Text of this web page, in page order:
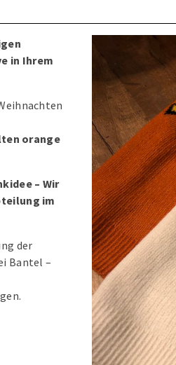
in Ihrem
orange
– Wir
im
der
Bantel –